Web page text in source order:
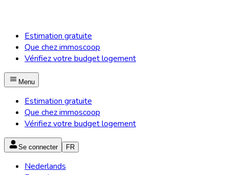
Estimation gratuite
Que chez immoscoop
Vérifiez votre budget logement
Menu
Estimation gratuite
Que chez immoscoop
Vérifiez votre budget logement
Se connecter FR
Nederlands